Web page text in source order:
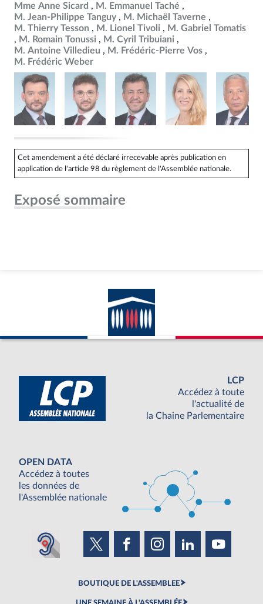
Mme Anne Sicard
M. Emmanuel Taché
M. Jean-Philippe Tanguy
M. Michaël Taverne
M. Thierry Tesson
M. Lionel Tivoli
M. Gabriel Tomatis
M. Romain Tonussi
M. Cyril Tribuiani
M. Antoine Villedieu
M. Frédéric-Pierre Vos
M. Frédéric Weber
Cet amendement a été déclaré irrecevable après publication en
application de l'article 98 du règlement de l'Assemblée nationale.
Exposé sommaire
LCP
Accédez à toute
l'actualité de
la Chaine Parlementaire
OPEN DATA
Accédez à toutes
les données de
l'Assemblée nationale
BOUTIQUE DE L'ASSEMBLEE